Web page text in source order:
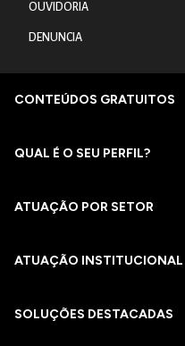
OUVIDORIA
DENUNCIA
CONTEÚDOS GRATUITOS
QUAL É O SEU PERFIL?
ATUAÇÃO POR SETOR
ATUAÇÃO INSTITUCIONAL
SOLUÇÕES DESTACADAS